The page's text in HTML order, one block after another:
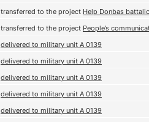
transferred to the project Help Donbas
transferred to the project People’s
delivered to military unit А 0139
delivered to military unit А 0139
delivered to military unit А 0139
delivered to military unit А 0139
delivered to military unit А 0139